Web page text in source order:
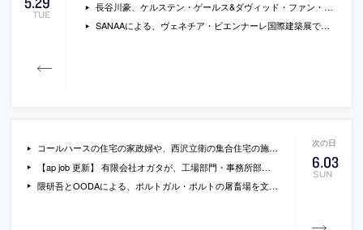
TUE
長谷川豪、ケルステン・ゲールス&ダヴィッド・ファン・セーヴェレンによる書籍『Besides, History：現代建築にとっての歴史』
SANAAによる、ヴェネチア・ビエンナーレ国際建築展でのインスタレーションの写真
6.03
SUN
コールハースの住宅の家政婦や、西沢立衛の集合住宅の施主らに注目した映像作品を作っているベカ＆ルモワンヌへのインタビュー（日本語）
【ap job 更新】 有限会社オガタが、工場部門・事務所部門のスタッフを募集中
隈研吾とOODAによる、ポルトガル・ポルトの屠畜場を文化複合施設に改修するプロジェクトの画像